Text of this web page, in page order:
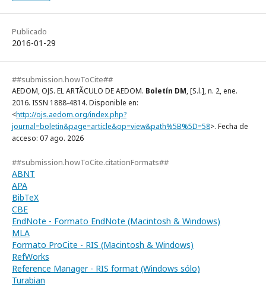
Publicado
2016-01-29
##submission.howToCite##
AEDOM, OJS. EL ARTÃCULO DE AEDOM. Boletín DM, [S.l.], n. 2, ene.
2016. ISSN 1888-4814. Disponible en:
<http://ojs.aedom.org/index.php?
journal=boletin&page=article&op=view&path%5B%5D=58>. Fecha de
acceso: 07 ago. 2026
##submission.howToCite.citationFormats##
ABNT
APA
BibTeX
CBE
EndNote - Formato EndNote (Macintosh & Windows)
MLA
Formato ProCite - RIS (Macintosh & Windows)
RefWorks
Reference Manager - RIS format (Windows sólo)
Turabian